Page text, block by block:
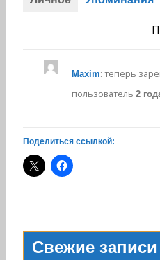
Maxim: теперь
пользователь 2
Поделиться ссылкой:
Свежие записи